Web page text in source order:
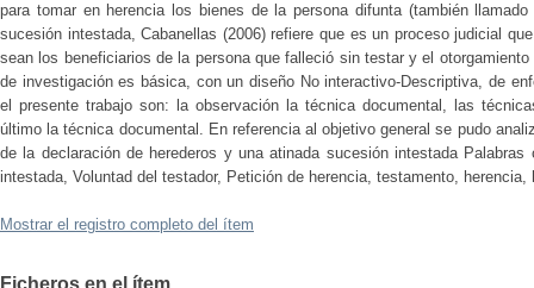
para tomar en herencia los bienes de la persona difunta (también llamado
sucesión intestada, Cabanellas (2006) refiere que es un proceso judicial
sean los beneficiarios de la persona que falleció sin testar y el
de investigación es básica, con un diseño No interactivo-Descriptiva, de
el presente trabajo son: la observación la técnica documental, las
último la técnica documental. En referencia al objetivo general se pudo
de la declaración de herederos y una atinada sucesión intestada
intestada, Voluntad del testador, Petición de herencia, testamento, herencia,
Mostrar el registro completo del ítem
Ficheros en el ítem